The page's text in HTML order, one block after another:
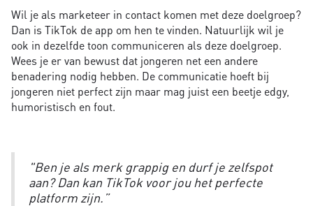
Wil je als marketeer in contact komen met deze doelgroep?
Dan is TikTok de app om hen te vinden. Natuurlijk wil je
ook in dezelfde toon communiceren als deze doelgroep.
Wees je er van bewust dat jongeren net een andere
benadering nodig hebben. De communicatie hoeft bij
jongeren niet perfect zijn maar mag juist een beetje edgy,
humoristisch en fout.
"Ben je als merk grappig en durf je zelfspot
aan? Dan kan TikTok voor jou het perfecte
platform zijn.”